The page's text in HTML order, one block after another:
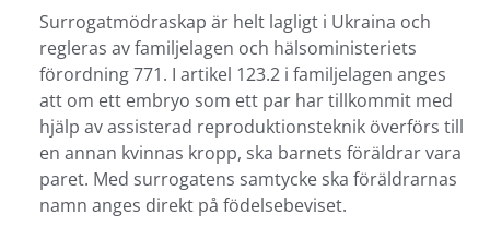
Surrogatmödraskap är helt lagligt i Ukraina och
regleras av familjelagen och hälsoministeriets
förordning 771. I artikel 123.2 i familjelagen anges
att om ett embryo som ett par har tillkommit med
hjälp av assisterad reproduktionsteknik överförs till
en annan kvinnas kropp, ska barnets föräldrar vara
paret. Med surrogatens samtycke ska föräldrarnas
namn anges direkt på födelsebeviset.